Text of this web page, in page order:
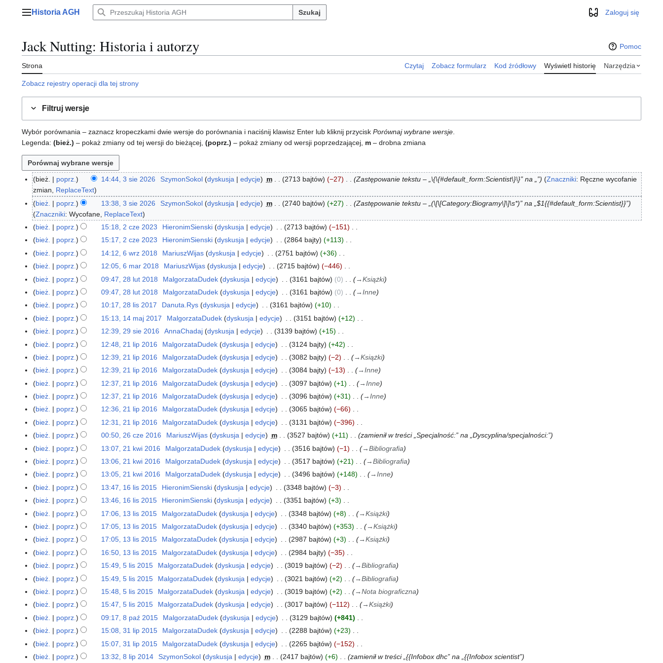
Menu główne
Historia AGH Szukaj WyglądZaloguj się
Jack Nutting: Historia i autorzy Pomoc
Strona Czytaj Zobacz formularz Kod źródłowy Wyświetl historię Narzędzia
Zobacz rejestry operacji dla tej strony
Filtruj wersje
Wybór porównania – zaznacz kropeczkami dwie wersje do porównania i naciśnij klawisz Enter lub kliknij przycisk Porównaj wybrane wersje
Legenda: (bież.) – pokaż zmiany od tej wersji do bieżącej, (poprz.) – pokaż zmiany od wersji poprzedzającej, m – drobna zmiana
3
6
bież. poprz. 14:44, 3 sie 2026 SzymonSokol dyskusja edycje m 2713 bajtów −27 Zastępowanie tekstu – „\{\{#default_form:Scientist\}\}” na „” Znaczniki: Ręczne wycofanie
zmian
ReplaceText
bież.
poprz. 13:38, 3 sie 2026 SzymonSokol dyskusja edycje m 2740 bajtów +27
Zastępowanie tekstu – „(\[\[Category:Biogramy\]\]\s*)” na „$1{{#default_form:Scientist}}”
Znaczniki:Wycofane ReplaceText
2
c
0
2
3
bież. poprz. 15:18, 2 cze 2023 HieronimSienski dyskusja edycje 2713 bajtów
−151
N
e
p
o
d
a
o
o
p
i
s
z
m
i
a
n
bież. poprz. 15:17, 2 cze 2023 HieronimSienski dyskusja edycje 2864 bajty
+113
N
e
p
o
d
a
o
o
p
i
s
z
m
i
a
n
6
w
0
1
8
bież. poprz. 14:12, 6 wrz 2018 MariuszWijas dyskusja edycje 2751 bajtów
+36
N
e
p
o
d
a
o
o
p
i
s
z
m
i
a
n
6
m
0
1
8
bież. poprz. 12:05, 6 mar 2018 MariuszWijas dyskusja edycje 2715 bajtów
−446
N
e
p
o
d
a
o
o
p
i
s
z
m
i
a
n
2
8
2
0
1
bież. poprz. 09:47, 28 lut 2018 MalgorzataDudek dyskusja edycje 3161 bajtów 0 →Książki
bież.
poprz. 09:47, 28 lut 2018 MalgorzataDudek dyskusja edycje 3161 bajtów 0 →Inne
2
8
2
0
1
bież. poprz. 10:17, 28 lis 2017 Danuta.Rys dyskusja edycje 3161 bajtów
+10
N
e
p
o
d
a
o
o
p
i
s
z
m
i
a
n
1
4
2
0
1
bież. poprz. 15:13, 14 maj 2017 MalgorzataDudek dyskusja edycje 3151 bajtów
+12
N
e
p
o
d
a
o
o
p
i
s
z
m
i
a
n
2
9
2
0
1
bież. poprz. 12:39, 29 sie 2016 AnnaChadaj dyskusja edycje 3139 bajtów
+15
N
e
p
o
d
a
o
o
p
i
s
z
m
i
a
n
2
1
2
0
1
bież. poprz. 12:48, 21 lip 2016 MalgorzataDudek dyskusja edycje 3124 bajty
+42
N
e
p
o
d
a
o
o
p
i
s
z
m
i
a
n
bież. poprz. 12:39, 21 lip 2016 MalgorzataDudek dyskusja edycje 3082 bajty −2 →Książki
bież.
poprz. 12:39, 21 lip 2016 MalgorzataDudek dyskusja edycje 3084 bajty −13 →Inne
bież.
poprz. 12:37, 21 lip 2016 MalgorzataDudek dyskusja edycje 3097 bajtów +1 →Inne
bież.
poprz. 12:37, 21 lip 2016 MalgorzataDudek dyskusja edycje 3096 bajtów +31 →Inne
bież.
poprz. 12:36, 21 lip 2016 MalgorzataDudek dyskusja edycje 3065 bajtów
−66
N
e
p
o
d
a
o
o
p
i
s
z
m
i
a
n
bież. poprz. 12:31, 21 lip 2016 MalgorzataDudek dyskusja edycje 3131 bajtów
−396
N
e
p
o
d
a
o
o
p
i
s
z
m
i
a
n
2
6
2
0
1
bież. poprz. 00:50, 26 cze 2016 MariuszWijas dyskusja edycje m 3527 bajtów +11
zamienił w treści „Specjalność:” na „Dyscyplina/specjalności:”
2
1
2
0
1
bież. poprz. 13:07, 21 kwi 2016 MalgorzataDudek dyskusja edycje 3516 bajtów −1 →Bibliografia
bież.
poprz. 13:06, 21 kwi 2016 MalgorzataDudek dyskusja edycje 3517 bajtów +21 →Bibliografia
bież.
poprz. 13:05, 21 kwi 2016 MalgorzataDudek dyskusja edycje 3496 bajtów +148 →Inne
1
6
2
0
1
bież. poprz. 13:47, 16 lis 2015 HieronimSienski dyskusja edycje 3348 bajtów
−3
N
e
p
o
d
a
o
o
p
i
s
z
m
bież. poprz. 13:46, 16 lis 2015 HieronimSienski dyskusja edycje 3351 bajtów
+3
N
e
p
o
d
a
o
o
p
i
s
1
3
2
0
1
bież. poprz. 17:06, 13 lis 2015 MalgorzataDudek dyskusja edycje 3348 bajtów +8 →Książki
bież.
poprz. 17:05, 13 lis 2015 MalgorzataDudek dyskusja edycje 3340 bajtów +353 →Książki
bież.
poprz. 17:05, 13 lis 2015 MalgorzataDudek dyskusja edycje 2987 bajtów +3 →Książki
bież.
poprz. 16:50, 13 lis 2015 MalgorzataDudek dyskusja edycje 2984 bajty
−35
N
e
p
o
d
a
o
o
5
0
1
5
bież. poprz. 15:49, 5 lis 2015 MalgorzataDudek dyskusja edycje 3019 bajtów −2 →Bibliografia
bież.
poprz. 15:49, 5 lis 2015 MalgorzataDudek dyskusja edycje 3021 bajtów +2 →Bibliografia
bież.
poprz. 15:48, 5 lis 2015 MalgorzataDudek dyskusja edycje 3019 bajtów +2 →Nota biograficzna
bież.
poprz. 15:47, 5 lis 2015 MalgorzataDudek dyskusja edycje 3017 bajtów −112 →Książki
8
p
bież. poprz. 09:17, 8 paź 2015 MalgorzataDudek dyskusja edycje 3129 bajtów
+841
N
e
p
3
1
bież. poprz. 15:08, 31 lip 2015 MalgorzataDudek dyskusja edycje 2288 bajtów
+23
Nbież. poprz. 15:07, 31 lip 2015 MalgorzataDudek dyskusja edycje 2265 bajtów
−152
N
8
bież. poprz. 13:32, 8 lip 2014 SzymonSokol dyskusja edycje m 2417 bajtów +6
zamienił w treści „{{Infobox dhc” na „{{Infobox scientist”